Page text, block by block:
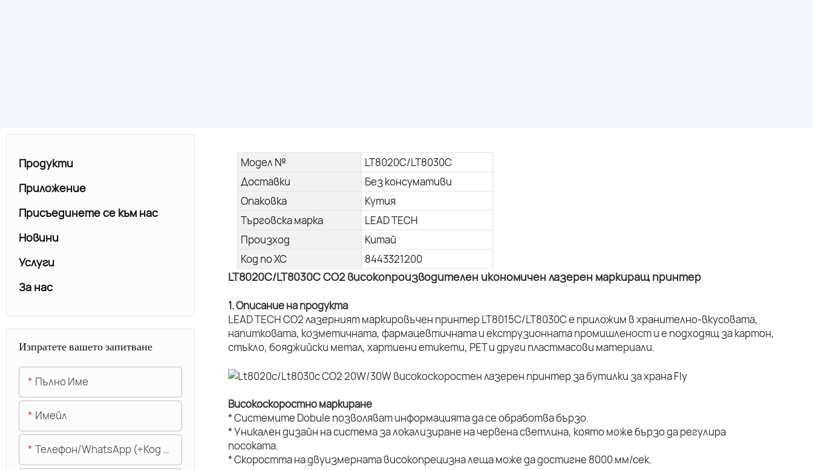
Модел №
LT8020C/LT8030C
Доставки
Без консумативи
Опаковка
Кутия
Търговска марка
LEAD TECH
Произход
Китай
Код по ХС
8443321200
LT8020C/LT8030C CO2 високопроизводителен икономичен лазерен маркиращ принтер
1. Описание на продукта
LEAD TECH CO2 лазерният маркировъчен принтер LT8015C/LT8030C е приложим в хранително-вкусовата,
напитковата, козметичната, фармацевтичната и екструзионната промишленост и е подходящ за картон,
стъкло, бояджийски метал, хартиени етикети, PET и други пластмасови материали.
Високоскоростно маркиране
* Системите Dobule позволяват информацията да се обработва бързо.
* Уникален дизайн на система за локализиране на червена светлина, която може бързо да регулира
посоката.
* Скоростта на двуизмерната високопрецизна леща може да достигне 8000 мм/сек.
Продукти
Приложение
Присъединете се към нас
Новини
Услуги
За нас
Изпратете вашето запитване
Пълно Име
Имейл
Телефон/WhatsApp (+Код На Областта)